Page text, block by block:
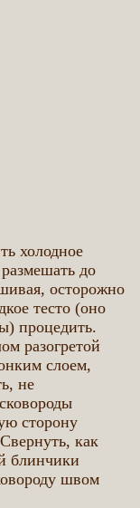
холодное
до
осторожно
тесто (оно
процедить.
разогретой
слоем,
не
сторону
как
блинчики
швом